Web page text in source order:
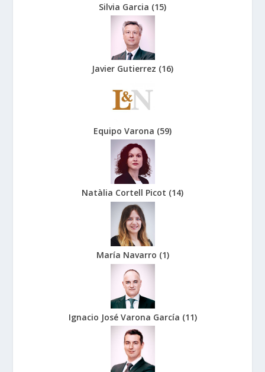
Silvia Garcia (15)
Javier Gutierrez (16)
Equipo Varona (59)
Natàlia Cortell Picot (14)
María Navarro (1)
Ignacio José Varona García (11)